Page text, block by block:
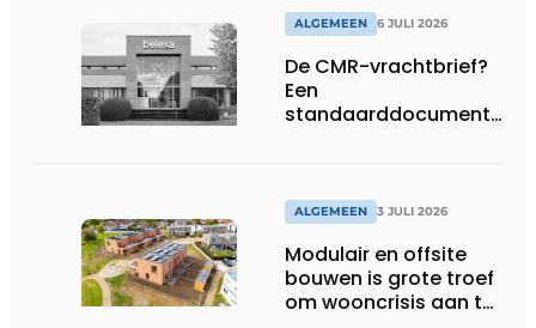
ALGEMEEN 6 JULI 2026
De CMR-vrachtbrief?
Een
standaarddocument
ALGEMEEN 3 JULI 2026
Modulair en offsite
bouwen is grote troef
om wooncrisis aan te